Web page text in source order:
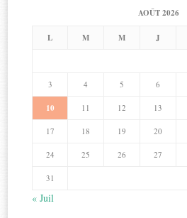
AOÛT 2026
L M M J
3 4 5 6
10 11 12 13
17 18 19 20
24 25 26 27
31
« Juil